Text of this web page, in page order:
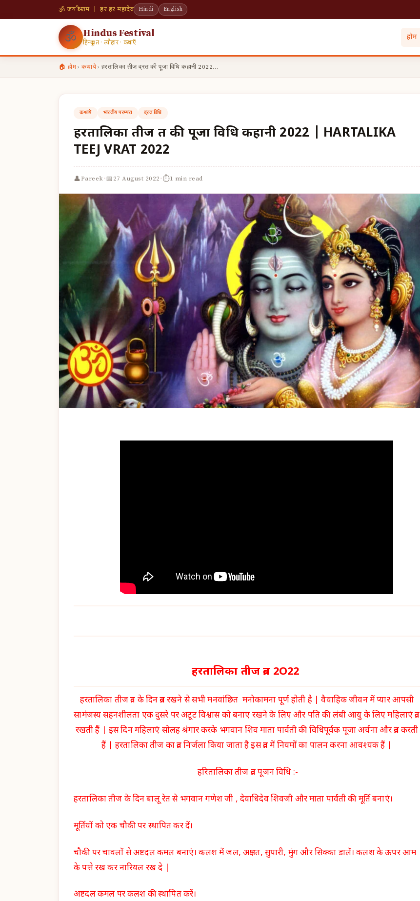
🕉 जय श्री राम | हर हर महादेव Hindi English
🕉 Hindus Festival
हिन्दू व्रत · त्यौहार · कथाएँ
होम
🏠 होम› कथाये› हरतालिका तीज व्रत की पूजा विधि कहानी 2022…
कथाये भारतीय परम्परा व्रत विधि
हरतालिका तीज व्रत की पूजा विधि कहानी 2022 | HARTALIKA
TEEJ VRAT 2022
👤Pareek·📅27 August 2022·⏱1 min read
हरतालिका तीज व्रत 2O22
हरतालिका तीज व्रत के दिन व्रत रखने से सभी मनवांछित मनोकामना पूर्ण होती है | वैवाहिक जीवन में प्यार आपसी
सामंजस्य सहनशीलता एक दुसरे पर अटूट विश्वास को बनाए रखने के लिए और पति की लंबी आयु के लिए महिलाएं व्रत
रखती हैं | इस दिन महिलाएं सोलह श्रंगार करके भगवान शिव माता पार्वती की विधिपूर्वक पूजा अर्चना और व्रत करती
हैं | हरतालिका तीज का व्रत निर्जला किया जाता है इस व्रत में नियमों का पालन करना आवश्यक हैं |
हरितालिका तीज व्रत पूजन विधि :-
हरतालिका तीज के दिन बालू रेत से भगवान गणेश जी , देवाधिदेव शिवजी और माता पार्वती की मूर्ति बनाएं।
मूर्तियों को एक चौकी पर स्थापित कर दें।
चौकी पर चावलों से अष्टदल कमल बनाएं। कलश में जल, अक्षत, सुपारी, मुंग और सिक्का डालें। कलश के ऊपर आम
के पत्ते रख कर नारियल रख दे |
अष्टदल कमल पर कलश की स्थापित करें।